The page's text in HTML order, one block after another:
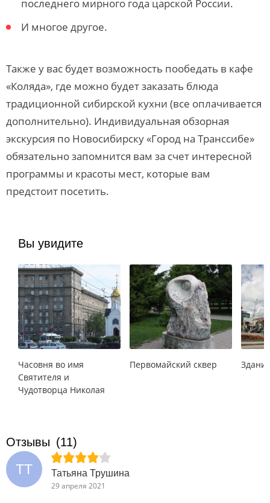
последнего мирного года царской России.
И многое другое.
Также у вас будет возможность пообедать в кафе
«Коляда», где можно будет заказать блюда
традиционной сибирской кухни (все оплачивается
дополнительно). Индивидуальная обзорная
экскурсия по Новосибирску «Город на Транссибе»
обязательно запомнится вам за счет интересной
программы и красоты мест, которые вам
предстоит посетить.
Вы увидите
Часовня во имя
Святителя и
Чудотворца Николая
Первомайский сквер
Отзывы (11)
ТТ
Татьяна Трушина
29 апреля 2021